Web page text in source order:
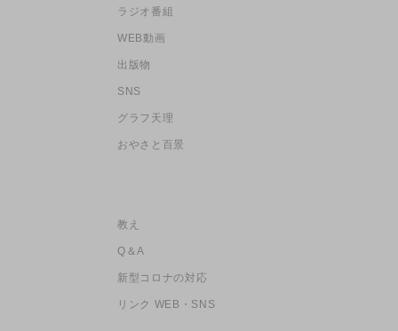
ラジオ番組
WEB動画
出版物
SNS
グラフ天理
おやさと百景
教え
Q＆A
新型コロナの対応
リンク WEB・SNS